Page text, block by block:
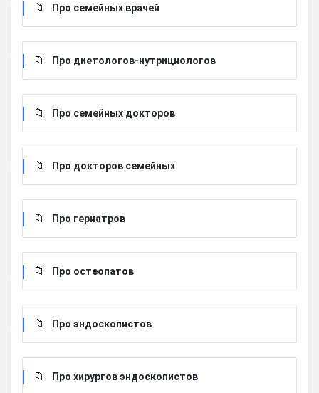
Про семейных врачей
Про диетологов-нутрициологов
Про семейных докторов
Про докторов семейных
Про гериатров
Про остеопатов
Про эндоскопистов
Про хирургов эндоскопистов